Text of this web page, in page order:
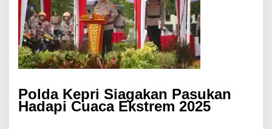
Polda Kepri Siagakan Pasukan
Hadapi Cuaca Ekstrem 2025